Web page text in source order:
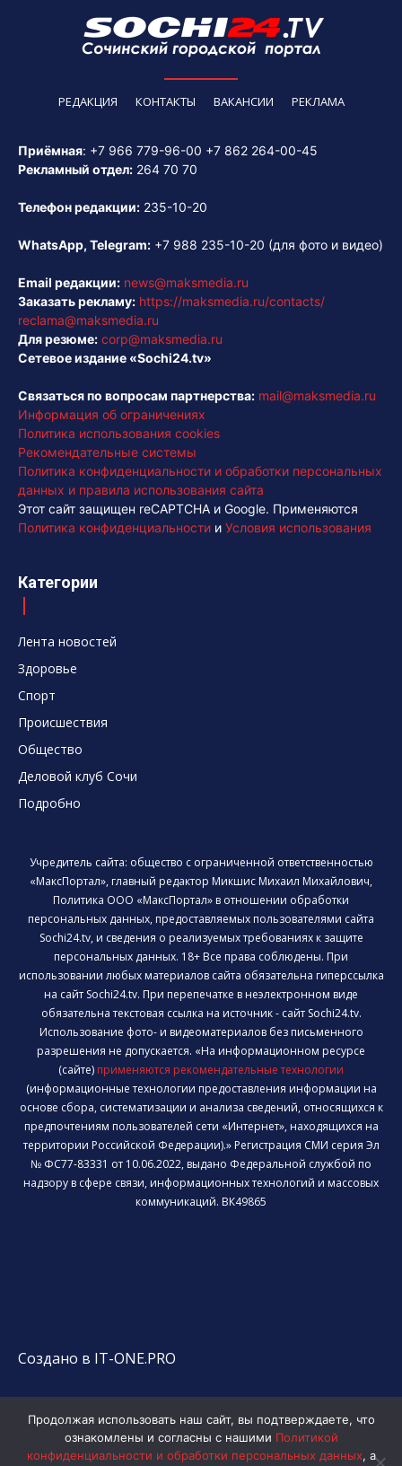
РЕДАКЦИЯ КОНТАКТЫ ВАКАНСИИ РЕКЛАМА
Приёмная: +7 966 779-96-00 +7 862 264-00-45
Рекламный отдел: 264 70 70
Телефон редакции: 235-10-20
WhatsApp, Telegram: +7 988 235-10-20 (для фото и видео)
Email редакции: news@maksmedia.ru
Заказать рекламу: https://maksmedia.ru/contacts/
reclama@maksmedia.ru
Для резюме: corp@maksmedia.ru
Сетевое издание «Sochi24.tv»
Связаться по вопросам партнерства: mail@maksmedia.ru
Информация об ограничениях
Политика использования cookies
Рекомендательные системы
Политика конфиденциальности и обработки персональных
данных и правила использования сайта
Этот сайт защищен reCAPTCHA и Google. Применяются
Политика конфиденциальности и Условия использования
Категории
Лента новостей
Здоровье
Спорт
Происшествия
Общество
Деловой клуб Сочи
Подробно
Учредитель сайта: общество с ограниченной ответственностью
«МаксПортал», главный редактор Микшис Михаил Михайлович,
Политика ООО «МаксПортал» в отношении обработки
персональных данных, предоставляемых пользователями сайта
Sochi24.tv, и сведения о реализуемых требованиях к защите
персональных данных. 18+ Все права соблюдены. При
использовании любых материалов сайта обязательна гиперссылка
на сайт Sochi24.tv. При перепечатке в неэлектронном виде
обязательна текстовая ссылка на источник - сайт Sochi24.tv.
Использование фото- и видеоматериалов без письменного
разрешения не допускается. «На информационном ресурсе
(сайте) применяются рекомендательные технологии
(информационные технологии предоставления информации на
основе сбора, систематизации и анализа сведений, относящихся к
предпочтениям пользователей сети «Интернет», находящихся на
территории Российской Федерации).» Регистрация СМИ серия Эл
№ ФС77-83331 от 10.06.2022, выдано Федеральной службой по
надзору в сфере связи, информационных технологий и массовых
коммуникаций. ВК49865
Создано в IT-ONE.PRO
Продолжая использовать наш сайт, вы подтверждаете, что
ознакомлены и согласны с нашими Политикой
конфиденциальности и обработки персональных данных, а